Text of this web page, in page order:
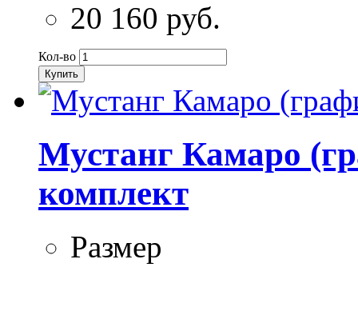
20 160 руб.
Кол-во
Купить
Мустанг Камаро
комплект
Размер